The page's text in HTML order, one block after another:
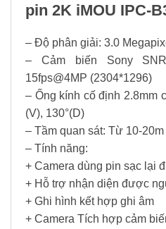
pin 2K iMOU IPC-
– Độ phân giải: 3.0
– Cảm biến Sony
15fps@4MP (2304*1296)
– Ống kính cố định 2.8mm
(V), 130°(D)
– Tầm quan sát: Từ 10-20m
– Tính năng:
+ Camera dùng pin sạc lại
+ Hỗ trợ nhận diện được
+ Ghi hình kết hợp ghi âm
+ Camera Tích hợp cảm